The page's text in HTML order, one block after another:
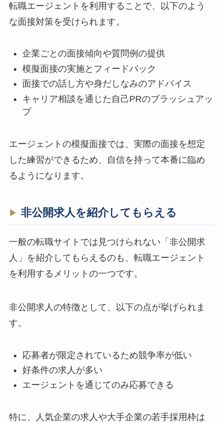
転職エージェントを利用することで、以下のよう
な面接対策を受けられます。
企業ごとの面接傾向や質問例の提供
模擬面接の実施とフィードバック
面接での話し方や身だしなみのアドバイス
キャリア相談を通じた自己PRのブラッシュアッ
プ
エージェントの模擬面接では、実際の面接を想定
した練習ができるため、自信を持って本番に臨め
るようになります。
非公開求人を紹介してもらえる
一般の転職サイトでは見つけられない「非公開求
人」を紹介してもらえるのも、転職エージェント
を利用するメリットの一つです。
非公開求人の特徴として、以下の点が挙げられま
す。
応募者が限定されているため競争率が低い
好条件の求人が多い
エージェントを通じてのみ応募できる
特に、人気企業の求人や大手企業の若手採用枠は